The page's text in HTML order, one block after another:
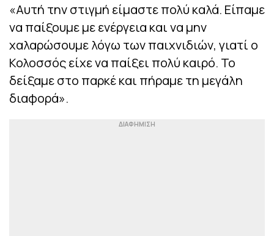
«Αυτή την στιγμή είμαστε πολύ καλά. Είπαμε
να παίξουμε με ενέργεια και να μην
χαλαρώσουμε λόγω των παιχνιδιών, γιατί ο
Κολοσσός είχε να παίξει πολύ καιρό. Το
δείξαμε στο παρκέ και πήραμε τη μεγάλη
διαφορά».